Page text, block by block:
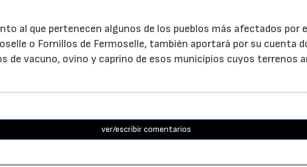
al que pertenecen algunos de los pueblos más afectados por
o Fornillos de Fermoselle, también aportará por su cuenta
de vacuno, ovino y caprino de esos municipios cuyos terrenos
ver/escribir comentarios